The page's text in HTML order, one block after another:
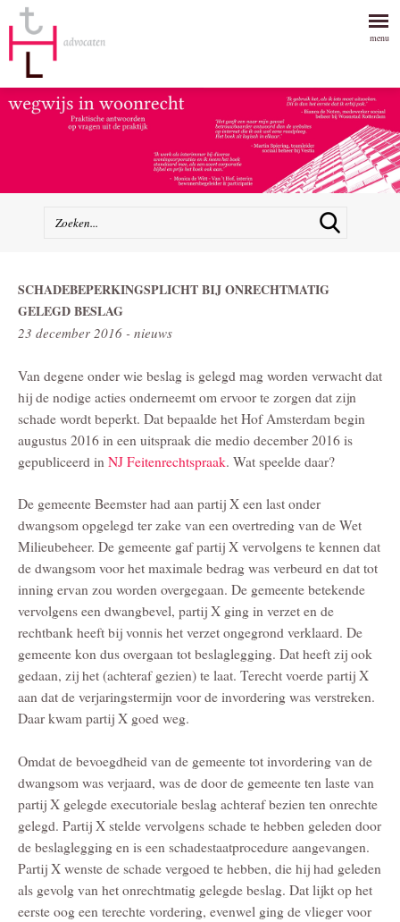
menu
SCHADEBEPERKINGSPLICHT BIJ ONRECHTMATIG
GELEGD BESLAG
23 december 2016 - nieuws
Van degene onder wie beslag is gelegd mag worden verwacht dat
hij de nodige acties onderneemt om ervoor te zorgen dat zijn
schade wordt beperkt. Dat bepaalde het Hof Amsterdam begin
augustus 2016 in een uitspraak die medio december 2016 is
gepubliceerd in NJ Feitenrechtspraak. Wat speelde daar?
De gemeente Beemster had aan partij X een last onder
dwangsom opgelegd ter zake van een overtreding van de Wet
Milieubeheer. De gemeente gaf partij X vervolgens te kennen dat
de dwangsom voor het maximale bedrag was verbeurd en dat tot
inning ervan zou worden overgegaan. De gemeente betekende
vervolgens een dwangbevel, partij X ging in verzet en de
rechtbank heeft bij vonnis het verzet ongegrond verklaard. De
gemeente kon dus overgaan tot beslaglegging. Dat heeft zij ook
gedaan, zij het (achteraf gezien) te laat. Terecht voerde partij X
aan dat de verjaringstermijn voor de invordering was verstreken.
Daar kwam partij X goed weg.
Omdat de bevoegdheid van de gemeente tot invordering van de
dwangsom was verjaard, was de door de gemeente ten laste van
partij X gelegde executoriale beslag achteraf bezien ten onrechte
gelegd. Partij X stelde vervolgens schade te hebben geleden door
de beslaglegging en is een schadestaatprocedure aangevangen.
Partij X wenste de schade vergoed te hebben, die hij had geleden
als gevolg van het onrechtmatig gelegde beslag. Dat lijkt op het
eerste oog een terechte vordering, evenwel ging de vlieger voor